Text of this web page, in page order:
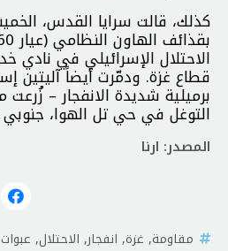
كذلك، قالت سرايا القدس،
الاحتلال الإسرائيلي في نادي
قطاع غزة. ودمّرت أيضاً آليتين
برميلية شديدة الانفجار –
التوغل في حي تل الهوا،
المصدر: ارنا
مقاومة, غزة, انفجار, الاحتلال, عبوات